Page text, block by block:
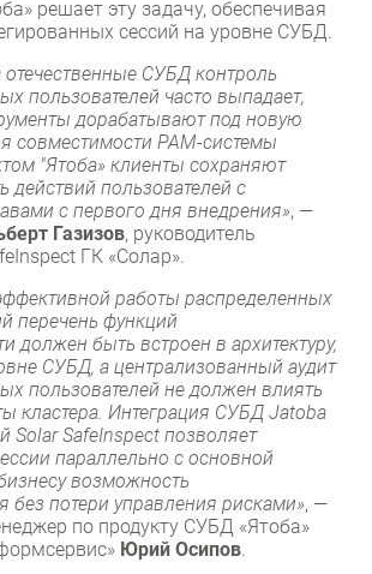
решает эту задачу, обеспечивая
сессий на уровне СУБД.
СУБД контроль
пользователей часто выпадает,
дорабатывают под новую
совместимости PAM-системы
"Ятоба» клиенты сохраняют
действий пользователей с
с первого дня внедрения», —
Газизов, руководитель
ГК «Солар».
работы распределенных
перечень функций
должен быть встроен в архитектуру,
СУБД, а централизованный аудит
пользователей не должен влиять
кластера. Интеграция СУБД Jatoba
Solar SafeInspect позволяет
параллельно с основной
возможность
без потери управления рисками», —
по продукту СУБД «Ятоба»
Юрий Осипов